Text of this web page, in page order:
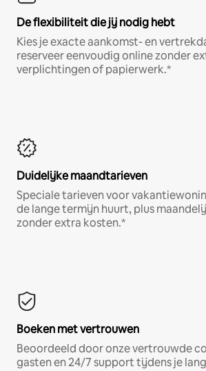
De flexibiliteit die jij nodig hebt
Kies je exacte aankomst- en
reserveer eenvoudig online zonder
verplichtingen of papierwerk.*
Duidelijke maandtarieven
Speciale tarieven voor
de lange termijn huurt, plus
zonder extra kosten.*
Boeken met vertrouwen
Beoordeeld door onze vertrouwde
gasten en 24/7 support tijdens je